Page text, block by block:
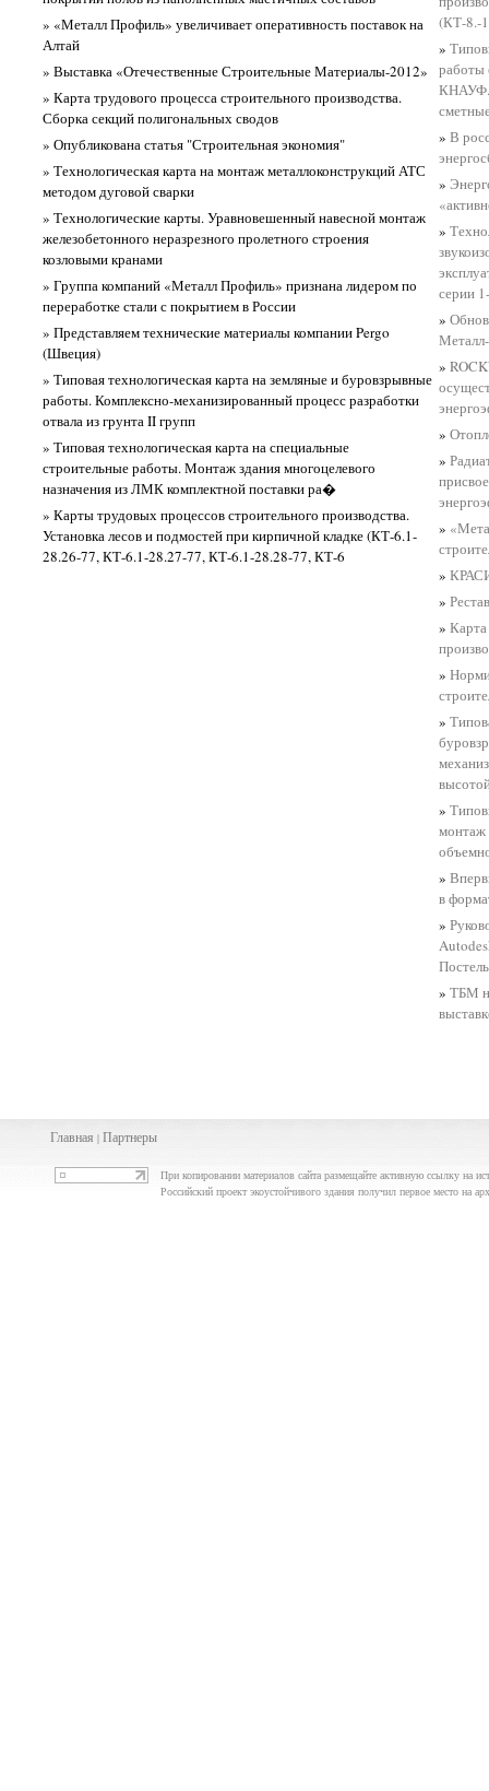
» «Металл Профиль» увеличивает оперативность поставок на
Алтай
» Выставка «Отечественные Строительные Материалы-2012»
» Карта трудового процесса строительного производства.
Сборка секций полигональных сводов
» Опубликована статья "Строительная экономия"
» Технологическая карта на монтаж металлоконструкций АТС
методом дуговой сварки
» Технологические карты. Уравновешенный навесной монтаж
железобетонного неразрезного пролетного строения
козловыми кранами
» Группа компаний «Металл Профиль» признана лидером по
переработке стали с покрытием в России
» Представляем технические материалы компании Pergo
(Швеция)
» Типовая технологическая карта на земляные и буровзрывные
работы. Комплексно-механизированный процесс разработки
отвала из грунта II групп
» Типовая технологическая карта на специальные
строительные работы. Монтаж здания многоцелевого
назначения из ЛМК комплектной поставки ра�
» Карты трудовых процессов строительного производства.
Установка лесов и подмостей при кирпичной кладке (КТ-6.1-
28.26-77, КТ-6.1-28.27-77, КТ-6.1-28.28-77, КТ-6
(КТ-8.-
»
работы
КНАУФ.
» В
»
»
серии
»
»
»
»
»
»
»
» Карта
»
»
»
монтаж
»
в
»
» ТБМ
Главная |Партнеры
При копировании материалов сайта размещайте активную ссылку на
Российский проект экоустойчивого здания получил первое место